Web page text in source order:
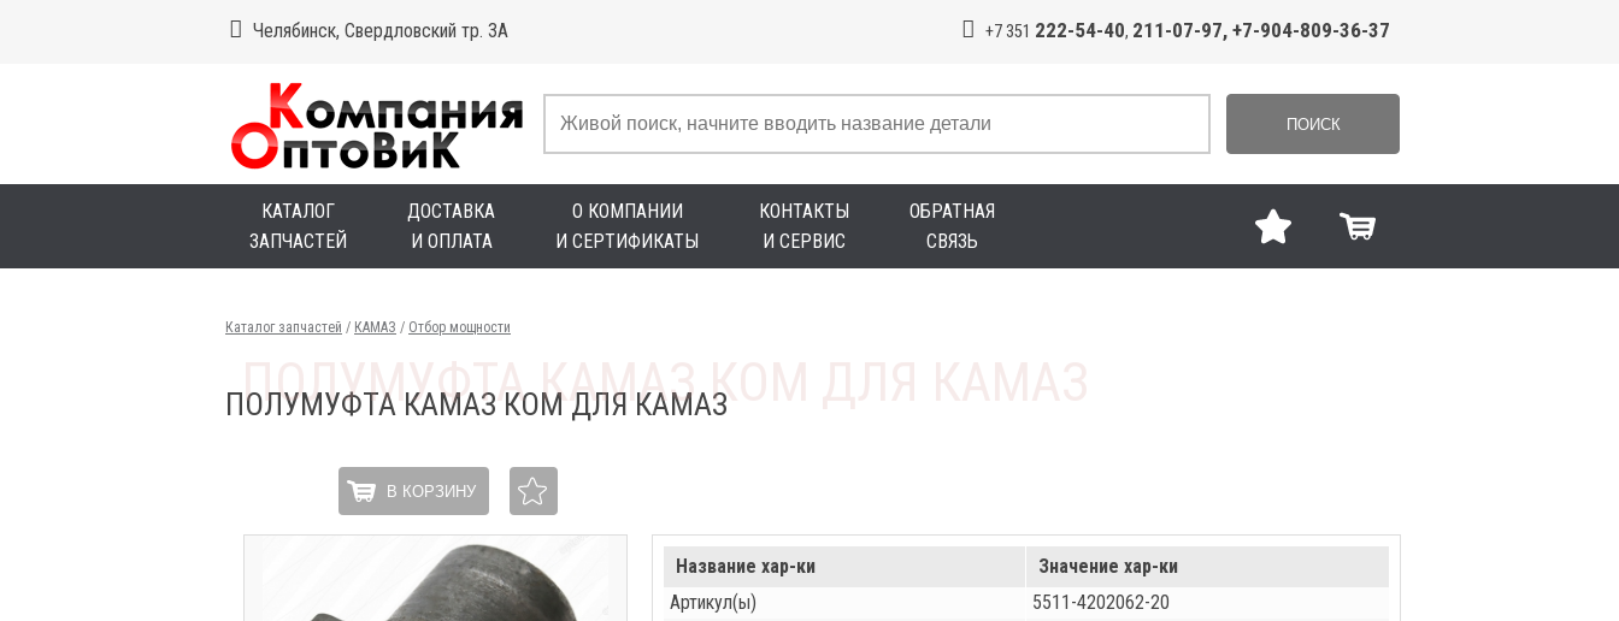
Челябинск, Свердловский тр. 3А +7 351 222-54-40, 211-07-97, +7-904-809-36-37
ПОИСК
КАТАЛОГ
ЗАПЧАСТЕЙ
ДОСТАВКА
И ОПЛАТА
О КОМПАНИИ
И СЕРТИФИКАТЫ
КОНТАКТЫ
И СЕРВИС
ОБРАТНАЯ
СВЯЗЬ
Каталог запчастей / КАМАЗ / Отбор мощности
ПОЛУМУФТА КАМАЗ КОМ ДЛЯ КАМАЗ
В КОРЗИНУ
Название хар-ки
Значение хар-ки
Артикул(ы)
5511-4202062-20